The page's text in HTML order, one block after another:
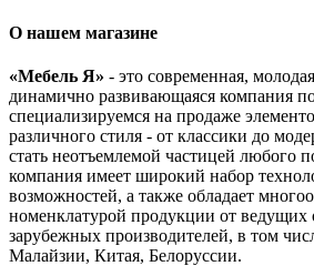
О нашем магазине
«Мебель Я» - это современная,
динамично развивающаяся компания
специализируемся на продаже
различного стиля - от классики до
стать неотъемлемой частицей любого
компания имеет широкий набор
возможностей, а также обладает
номенклатурой продукции от ведущих
зарубежных производителей, в том
Малайзии, Китая, Белоруссии.